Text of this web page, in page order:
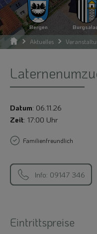
Bergen
Aktuelles
Datum: 06.11.26
Zeit: 17:00 Uhr
Familienfreundlich
Info: 09147 346
Eintrittspreise